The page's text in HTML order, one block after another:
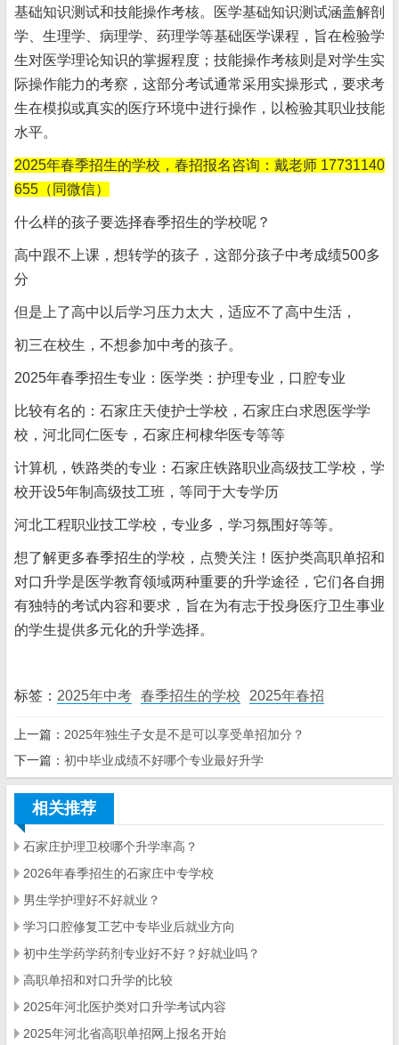
基础知识测试和技能操作考核。医学基础知识测试涵盖解剖
学、生理学、病理学、药理学等基础医学课程，旨在检验学
生对医学理论知识的掌握程度；技能操作考核则是对学生实
际操作能力的考察，这部分考试通常采用实操形式，要求考
生在模拟或真实的医疗环境中进行操作，以检验其职业技能
水平。
2025年春季招生的学校，春招报名咨询：戴老师 17731140
655（同微信）
什么样的孩子要选择春季招生的学校呢？
高中跟不上课，想转学的孩子，这部分孩子中考成绩500多
分
但是上了高中以后学习压力太大，适应不了高中生活，
初三在校生，不想参加中考的孩子。
2025年春季招生专业：医学类：护理专业，口腔专业
比较有名的：石家庄天使护士学校，石家庄白求恩医学学
校，河北同仁医专，石家庄柯棣华医专等等
计算机，铁路类的专业：石家庄铁路职业高级技工学校，学
校开设5年制高级技工班，等同于大专学历
河北工程职业技工学校，专业多，学习氛围好等等。
想了解更多春季招生的学校，点赞关注！医护类高职单招和
对口升学是医学教育领域两种重要的升学途径，它们各自拥
有独特的考试内容和要求，旨在为有志于投身医疗卫生事业
的学生提供多元化的升学选择。
标签： 2025年中考 春季招生的学校 2025年春招
上一篇： 2025年独生子女是不是可以享受单招加分？
下一篇： 初中毕业成绩不好哪个专业最好升学
相关推荐
石家庄护理卫校哪个升学率高？
2026年春季招生的石家庄中专学校
男生学护理好不好就业？
学习口腔修复工艺中专毕业后就业方向
初中生学药学药剂专业好不好？好就业吗？
高职单招和对口升学的比较
2025年河北医护类对口升学考试内容
2025年河北省高职单招网上报名开始